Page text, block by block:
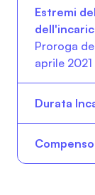
Proroga
aprile 2021